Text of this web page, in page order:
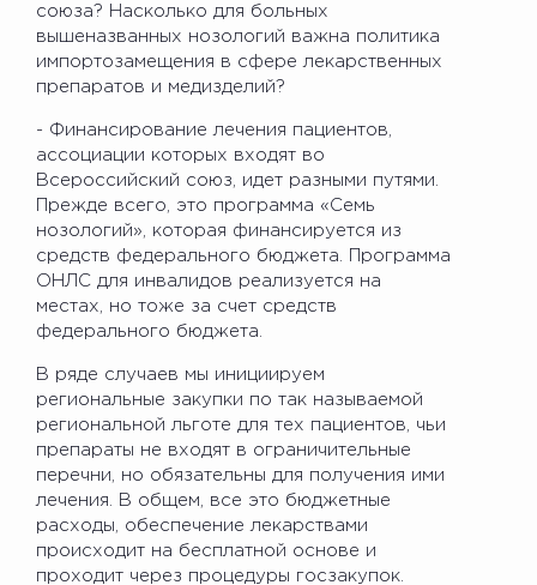
союза? Насколько для больных
вышеназванных нозологий важна политика
импортозамещения в сфере лекарственных
препаратов и медизделий?
- Финансирование лечения пациентов,
ассоциации которых входят во
Всероссийский союз, идет разными путями.
Прежде всего, это программа «Семь
нозологий», которая финансируется из
средств федерального бюджета. Программа
ОНЛС для инвалидов реализуется на
местах, но тоже за счет средств
федерального бюджета.
В ряде случаев мы инициируем
региональные закупки по так называемой
региональной льготе для тех пациентов, чьи
препараты не входят в ограничительные
перечни, но обязательны для получения ими
лечения. В общем, все это бюджетные
расходы, обеспечение лекарствами
происходит на бесплатной основе и
проходит через процедуры госзакупок.